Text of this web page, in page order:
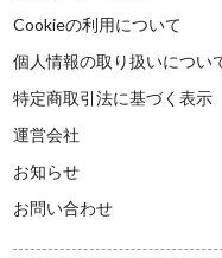
Cookieの利用について
個人情報の取り扱いについ
特定商取引法に基づく表示
運営会社
お知らせ
お問い合わせ